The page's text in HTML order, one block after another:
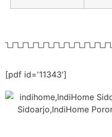
[pdf id='11343']